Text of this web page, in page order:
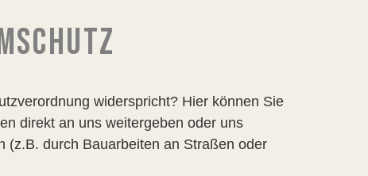
widerspricht? Hier können Sie
direkt an uns weitergeben oder uns
(z.B. durch Bauarbeiten an Straßen oder